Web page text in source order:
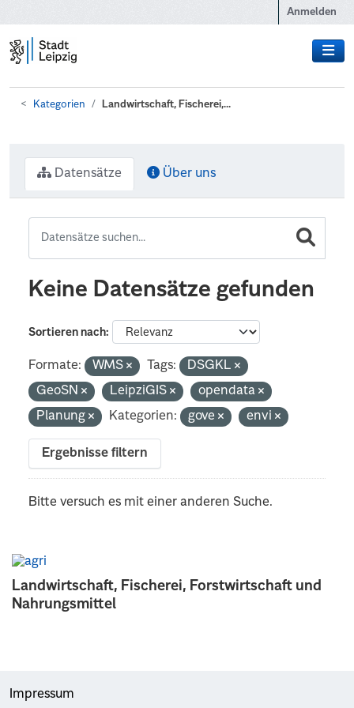
Anmelden
Kategorien Landwirtschaft, Fischerei,...
Landwirtschaft, Fischerei, Forstwirtschaft und
Nahrungsmittel
Datensätze Über uns
Keine Datensätze gefunden
Sortieren nach
Formate: WMS Tags:
DSGKL
GeoSN
LeipziGIS
opendata
Planung
Kategorien: gove envi
Ergebnisse filtern
Bitte versuch es mit einer anderen Suche.
Impressum